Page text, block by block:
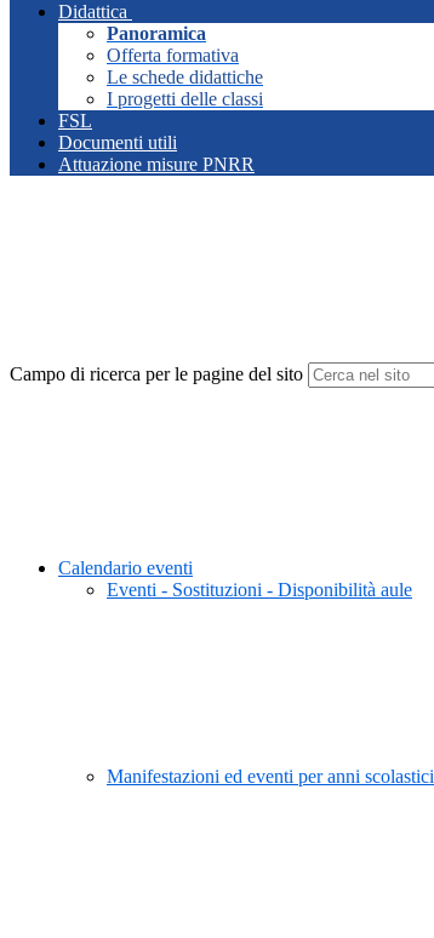
Didattica
Panoramica
Offerta formativa
Le schede didattiche
I progetti delle classi
FSL
Documenti utili
Attuazione misure PNRR
Campo di ricerca per le pagine del sito
Calendario eventi
Eventi - Sostituzioni - Disponibilità aule
Manifestazioni ed eventi per anni scolastici